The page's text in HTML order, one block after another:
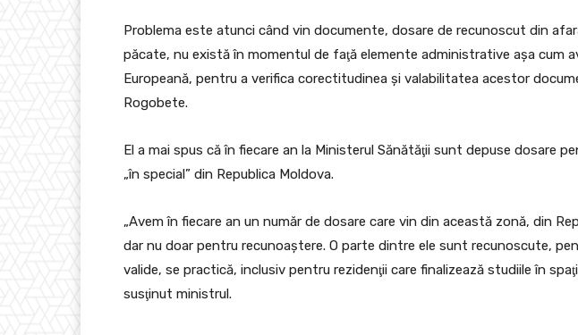
Problema este atunci când vin documente, dosare de recunoscut din
păcate, nu există în momentul de faţă elemente administrative aşa cum
Europeană, pentru a verifica corectitudinea şi valabilitatea acestor
Rogobete.
El a mai spus că în fiecare an la Ministerul Sănătăţii sunt depuse dosare
„în special” din Republica Moldova.
„Avem în fiecare an un număr de dosare care vin din această zonă, din
dar nu doar pentru recunoaştere. O parte dintre ele sunt recunoscute,
valide, se practică, inclusiv pentru rezidenţii care finalizează studiile în
susţinut ministrul.